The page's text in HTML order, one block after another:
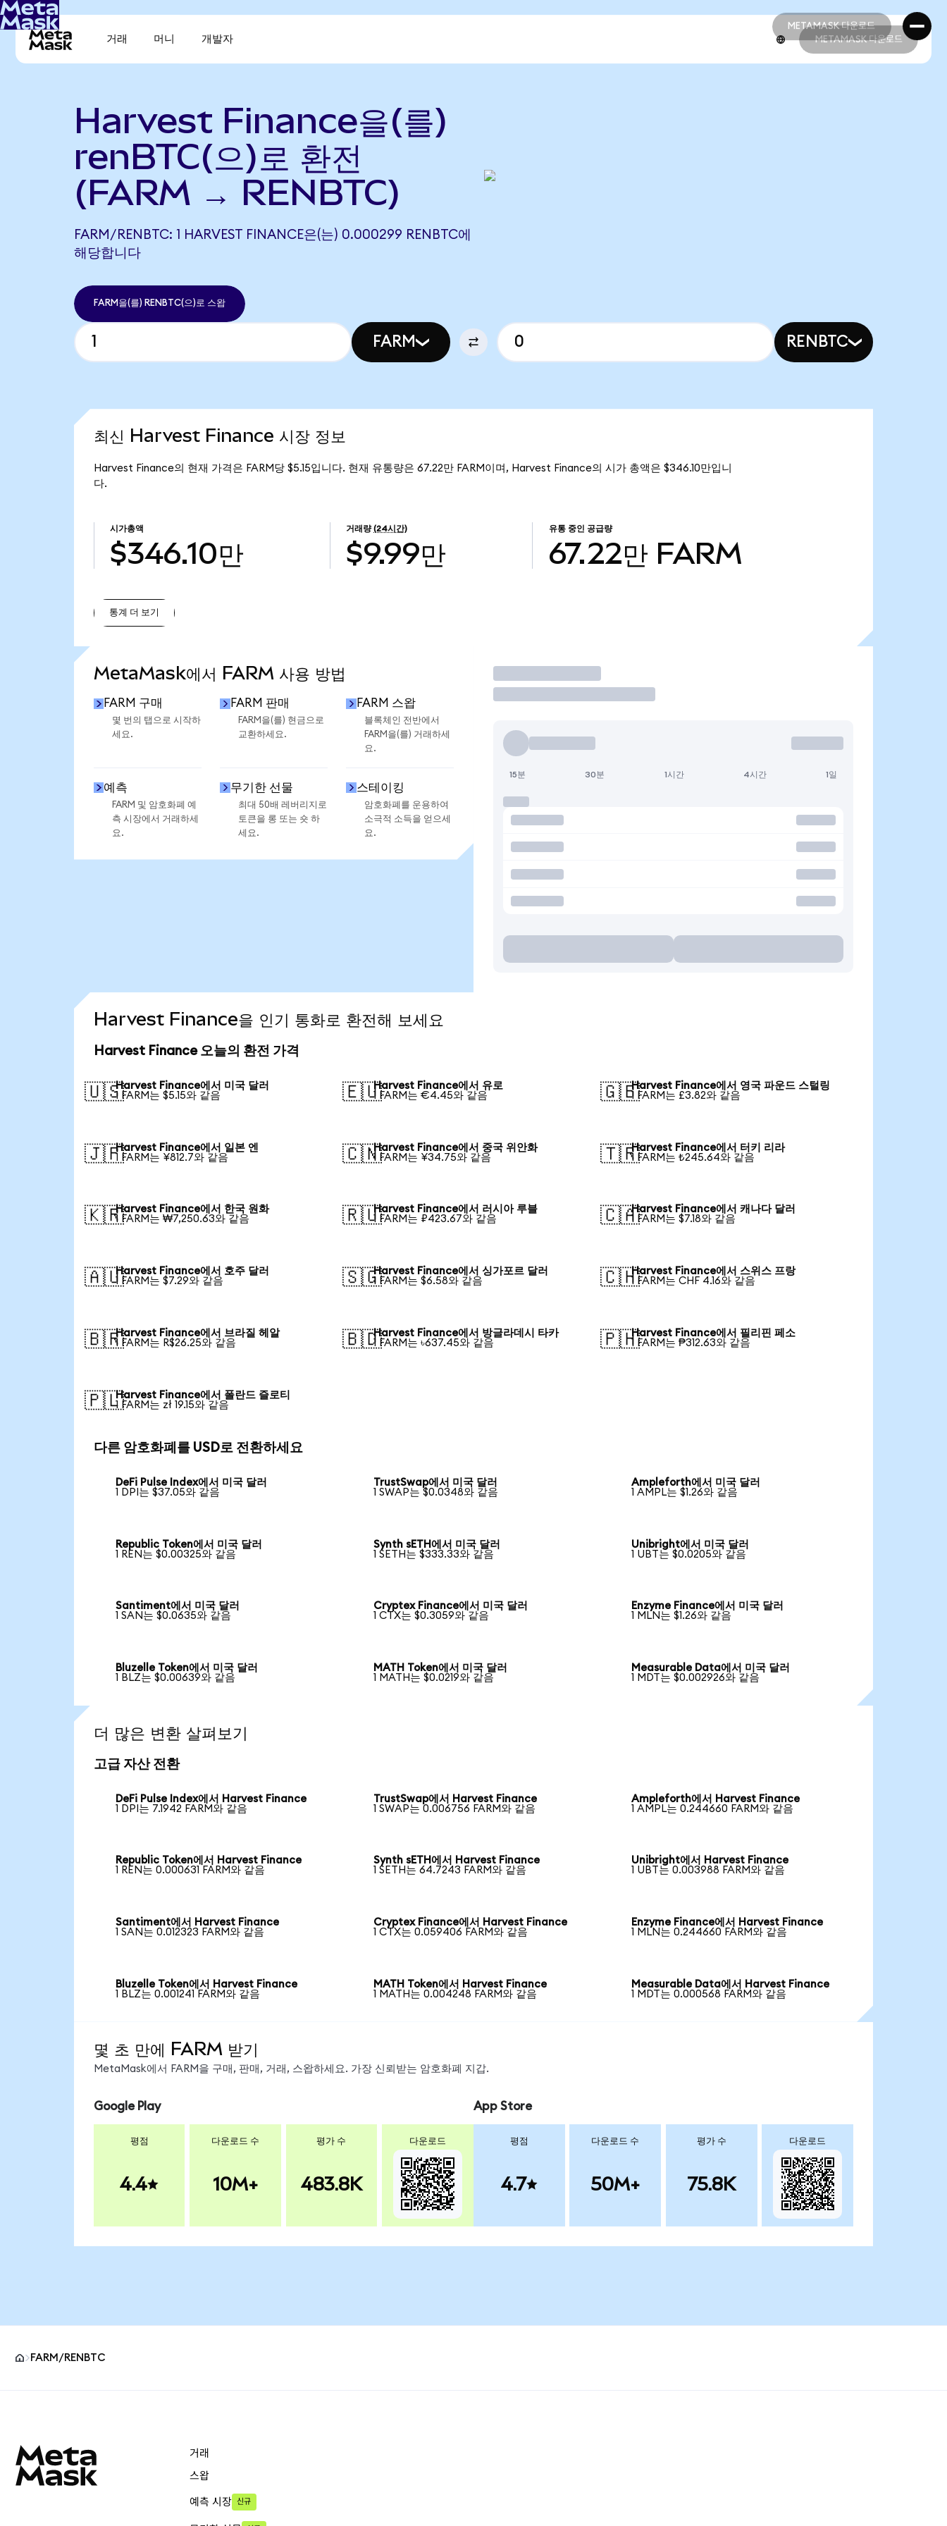
METAMASK 다운로드
METAMASK 다운로드
거래 머니 개발자 METAMASK 다운로드
Harvest Finance을(를)
renBTC(으)로 환전
(FARM → RENBTC)
FARM/RENBTC: 1 HARVEST FINANCE은(는) 0.000299 RENBTC에
해당합니다
FARM을(를) RENBTC(으)로 스왑
FARM RENBTC
최신 Harvest Finance 시장 정보
Harvest Finance의 현재 가격은 FARM당 $5.15입니다. 현재 유통량은 67.22만 FARM이며, Harvest Finance의 시가 총액은 $346.10만입니
다.
시가총액
$346.10만
거래량 (24시간)
$9.99만
유통 중인 공급량
67.22만 FARM
통계 더 보기
MetaMask에서 FARM 사용 방법
FARM 구매
몇 번의 탭으로 시작하
세요.
FARM 판매
FARM을(를) 현금으로
교환하세요.
FARM 스왑
블록체인 전반에서
FARM을(를) 거래하세
요.
예측
FARM 및 암호화폐 예
측 시장에서 거래하세
요.
무기한 선물
최대 50배 레버리지로
토큰을 롱 또는 숏 하
세요.
스테이킹
암호화폐를 운용하여
소극적 소득을 얻으세
요.
거래
15분 30분 1시간 4시간 1일
Harvest Finance을 인기 통화로 환전해 보세요
Harvest Finance 오늘의 환전 가격
🇺🇸Harvest Finance에서 미국 달러
1 FARM는 $5.15와 같음
🇪🇺Harvest Finance에서 유로
1 FARM는 €4.45와 같음
🇬🇧Harvest Finance에서 영국 파운드 스털링
1 FARM는 £3.82와 같음
🇯🇵Harvest Finance에서 일본 엔
1 FARM는 ¥812.7와 같음
🇨🇳Harvest Finance에서 중국 위안화
1 FARM는 ¥34.75와 같음
🇹🇷Harvest Finance에서 터키 리라
1 FARM는 ₺245.64와 같음
🇰🇷Harvest Finance에서 한국 원화
1 FARM는 ₩7,250.63와 같음
🇷🇺Harvest Finance에서 러시아 루블
1 FARM는 ₽423.67와 같음
🇨🇦Harvest Finance에서 캐나다 달러
1 FARM는 $7.18와 같음
🇦🇺Harvest Finance에서 호주 달러
1 FARM는 $7.29와 같음
🇸🇬Harvest Finance에서 싱가포르 달러
1 FARM는 $6.58와 같음
🇨🇭Harvest Finance에서 스위스 프랑
1 FARM는 CHF 4.16와 같음
🇧🇷Harvest Finance에서 브라질 헤알
1 FARM는 R$26.25와 같음
🇧🇩Harvest Finance에서 방글라데시 타카
1 FARM는 ৳637.45와 같음
🇵🇭Harvest Finance에서 필리핀 페소
1 FARM는 ₱312.63와 같음
🇵🇱Harvest Finance에서 폴란드 즐로티
1 FARM는 zł 19.15와 같음
다른 암호화폐를 USD로 전환하세요
DeFi Pulse Index에서 미국 달러
1 DPI는 $37.05와 같음
TrustSwap에서 미국 달러
1 SWAP는 $0.0348와 같음
Ampleforth에서 미국 달러
1 AMPL는 $1.26와 같음
Republic Token에서 미국 달러
1 REN는 $0.00325와 같음
Synth sETH에서 미국 달러
1 SETH는 $333.33와 같음
Unibright에서 미국 달러
1 UBT는 $0.0205와 같음
Santiment에서 미국 달러
1 SAN는 $0.0635와 같음
Cryptex Finance에서 미국 달러
1 CTX는 $0.3059와 같음
Enzyme Finance에서 미국 달러
1 MLN는 $1.26와 같음
Bluzelle Token에서 미국 달러
1 BLZ는 $0.00639와 같음
MATH Token에서 미국 달러
1 MATH는 $0.0219와 같음
Measurable Data에서 미국 달러
1 MDT는 $0.002926와 같음
더 많은 변환 살펴보기
고급 자산 전환
DeFi Pulse Index에서 Harvest Finance
1 DPI는 7.1942 FARM와 같음
TrustSwap에서 Harvest Finance
1 SWAP는 0.006756 FARM와 같음
Ampleforth에서 Harvest Finance
1 AMPL는 0.244660 FARM와 같음
Republic Token에서 Harvest Finance
1 REN는 0.000631 FARM와 같음
Synth sETH에서 Harvest Finance
1 SETH는 64.7243 FARM와 같음
Unibright에서 Harvest Finance
1 UBT는 0.003988 FARM와 같음
Santiment에서 Harvest Finance
1 SAN는 0.012323 FARM와 같음
Cryptex Finance에서 Harvest Finance
1 CTX는 0.059406 FARM와 같음
Enzyme Finance에서 Harvest Finance
1 MLN는 0.244660 FARM와 같음
Bluzelle Token에서 Harvest Finance
1 BLZ는 0.001241 FARM와 같음
MATH Token에서 Harvest Finance
1 MATH는 0.004248 FARM와 같음
Measurable Data에서 Harvest Finance
1 MDT는 0.000568 FARM와 같음
몇 초 만에 FARM 받기
MetaMask에서 FARM을 구매, 판매, 거래, 스왑하세요. 가장 신뢰받는 암호화폐 지갑.
Google Play
평점
4.4
다운로드 수
10M+
평가 수
483.8K
다운로드
App Store
평점
4.7
다운로드 수
50M+
평가 수
75.8K
다운로드
FARM/RENBTC
거래
스왑
예측 시장 신규